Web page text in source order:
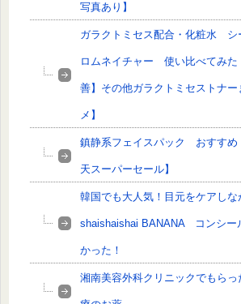
写真あり】
ガラクトミセス配合・化粧水 シ
ロムネイチャー 使い比べてみた
善】その他ガラクトミセストナー
メ】
鎮静系フェイスパック おすすめ
天スーパーセール】
韓国でも大人気！目元をケアしな
shaishaishai BANANA コンシー
かった！
湘南美容外科クリニックでもら